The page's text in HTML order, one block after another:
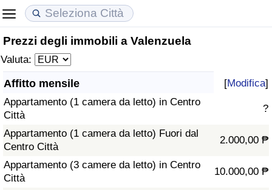
Prezzi degli immobili a Valenzuela
Valuta:
Affitto mensile [Modifica]
Appartamento (1 camera da letto) in Centro
Città
?
Appartamento (1 camera da letto) Fuori dal
Centro Città
2.000,00 ₱
Appartamento (3 camere da letto) in Centro
Città
10.000,00 ₱
Costo della vita
Indice Del Costo Della Vita (corrente)
Indice Del Costo Della Vita
Indice del Costo della Vita per Nazione
ad Aqaba
Prezzi degli immobili
Indice del Prezzo delle Case (Corrente)
Indice del Prezzo delle Case
Indice del Prezzo delle Case per Nazione
Qualità della Vita
Indice della Qualità della Vita
Indice della Qualità della Vita (Corrente)
Indice della qualità della vita per Paese
Criminalità